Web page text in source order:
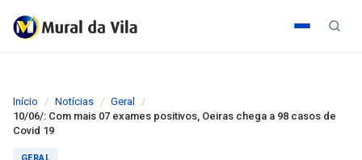
Início Notícias
Geral
10/06/: Com mais 07 exames positivos, Oeiras chega a 98 casos de
Covid 19